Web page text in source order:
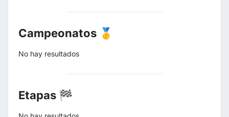
Campeonatos 🥇
No hay resultados
Etapas 🏁